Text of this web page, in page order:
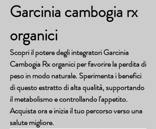
Garcinia cambogia rx
organici
Scopri il potere degli integratori Garcinia
Cambogia Rx organici per favorire la perdita di
peso in modo naturale. Sperimenta i benefici
di questo estratto di alta qualità, supportando
il metabolismo e controllando l'appetito.
Acquista ora e inizia il tuo percorso verso una
salute migliore.